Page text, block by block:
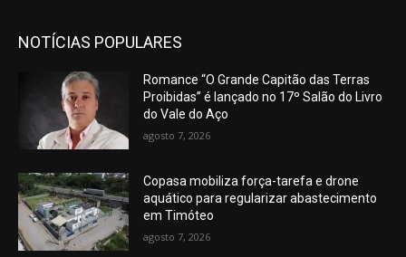
NOTÍCIAS POPULARES
Romance “O Grande Capitão das Terras
Proibidas” é lançado no 17º Salão do Livro
do Vale do Aço
agosto 7, 2026
Copasa mobiliza força-tarefa e drone
aquático para regularizar abastecimento
em Timóteo
agosto 7, 2026